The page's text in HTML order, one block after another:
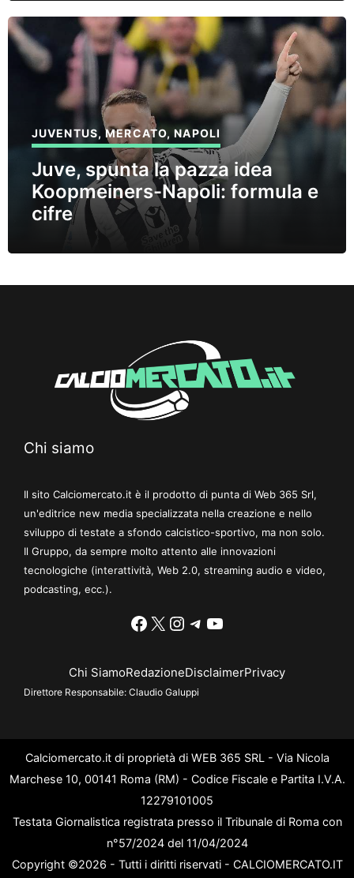
JUVENTUS,MERCATO,NAPOLI
Juve, spunta la pazza idea
Koopmeiners-Napoli: formula e
cifre
Chi siamo
Il sito Calciomercato.it è il prodotto di punta di Web 365 Srl,
un'editrice new media specializzata nella creazione e nello
sviluppo di testate a sfondo calcistico-sportivo, ma non solo.
Il Gruppo, da sempre molto attento alle innovazioni
tecnologiche (interattività, Web 2.0, streaming audio e video,
podcasting, ecc.).
Facebook
X Instagram
Telegram
YouTube
Chi SiamoRedazioneDisclaimerPrivacy
Direttore Responsabile: Claudio Galuppi
Calciomercato.it di proprietà di WEB 365 SRL - Via Nicola
Marchese 10, 00141 Roma (RM) - Codice Fiscale e Partita I.V.A.
12279101005
Testata Giornalistica registrata presso il Tribunale di Roma con
n°57/2024 del 11/04/2024
Copyright ©2026 - Tutti i diritti riservati - CALCIOMERCATO.IT